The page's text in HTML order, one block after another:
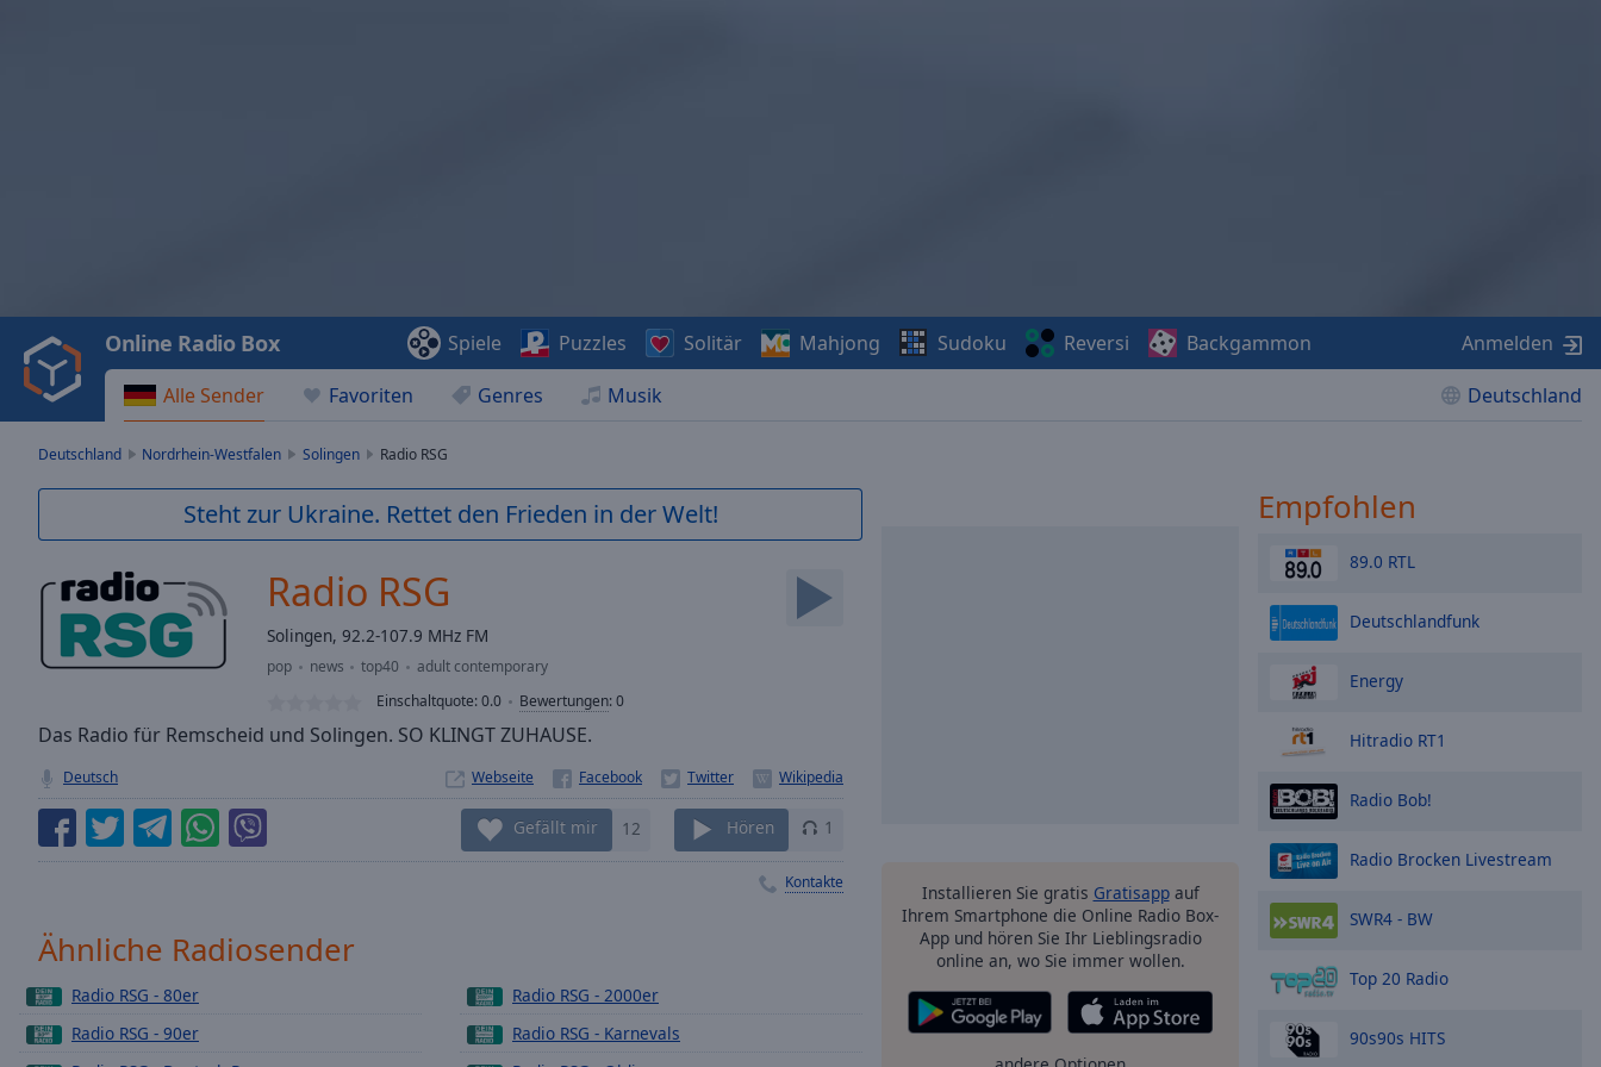
Video
Play
Backward
Skip
Current
Loaded:
Stream
Seek to
currently
behind
LIVE
Remaining
Time-
Playback
Chapters
Alle Sender Favoriten Genres Musik Deutschland
Online Radio Box Spiele Puzzles Solitär Mahjong Sudoku Reversi Backgammon Anmelden
Deutschland Nordrhein-Westfalen Solingen Radio RSG
Steht zur Ukraine. Rettet den Frieden in der Welt!
Radio RSG
Solingen, 92.2-107.9 MHz FM
pop news top40
adult contemporary
Einschaltquote:0.0 Bewertungen:0
Das Radio für Remscheid und Solingen. SO KLINGT ZUHAUSE.
Deutsch Webseite
Gefällt mir 12 Hören 1
Kontakte
Ähnliche Radiosender
Radio RSG - 80er
Radio RSG - 90er
Radio RSG - 2000er
Radio RSG - Karnevals
Installieren Sie gratis Gratisappauf
Ihrem Smartphone die Online Radio Box-
App und hören Sie Ihr Lieblingsradio
online an, wo Sie immer wollen.
Empfohlen
89.0 RTL
Deutschlandfunk
Energy
Hitradio RT1
Radio Bob!
Radio Brocken Livestream
SWR4 - BW
Top 20 Radio
90s90s HITS